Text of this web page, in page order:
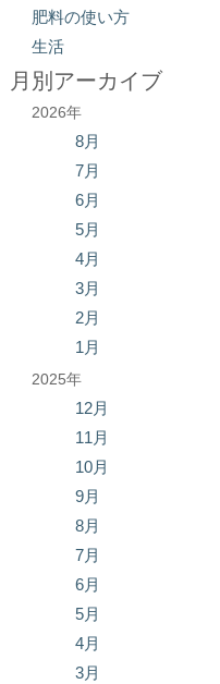
肥料の使い方
生活
月別アーカイブ
2026年
8月
7月
6月
5月
4月
3月
2月
1月
2025年
12月
11月
10月
9月
8月
7月
6月
5月
4月
3月